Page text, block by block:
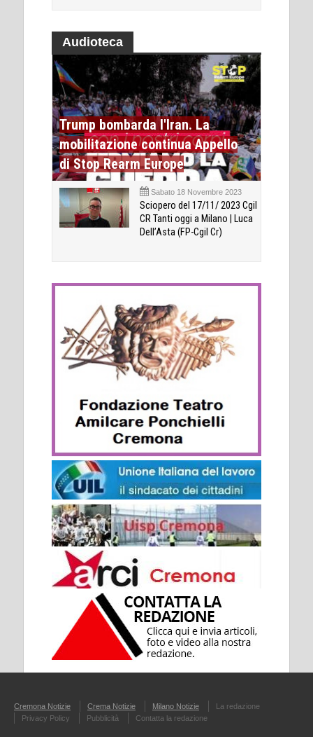
Audioteca
Trump bombarda l'Iran. La
mobilitazione continua Appello
di Stop Rearm Europe
Sabato 18 Novembre 2023
Sciopero del 17/11/ 2023 Cgil
CR Tanti oggi a Milano | Luca
Dell’Asta (FP-Cgil Cr)
Cremona Notizie Crema Notizie Milano Notizie
La redazione
Privacy Policy
Pubblicità Contatta la redazione